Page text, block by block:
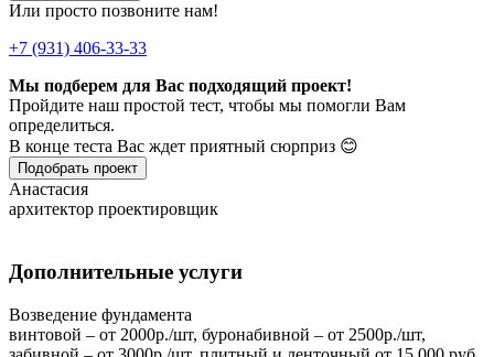
Или просто позвоните нам!
+7 (931) 406-33-33
Мы подберем для Вас подходящий проект!
Пройдите наш простой тест, чтобы мы помогли Вам
определиться.
В конце теста Вас ждет приятный сюрприз 😊
Подобрать проект
Анастасия
архитектор проектировщик
Дополнительные услуги
Возведение фундамента
винтовой – от 2000р./шт, буронабивной – от 2500р./шт,